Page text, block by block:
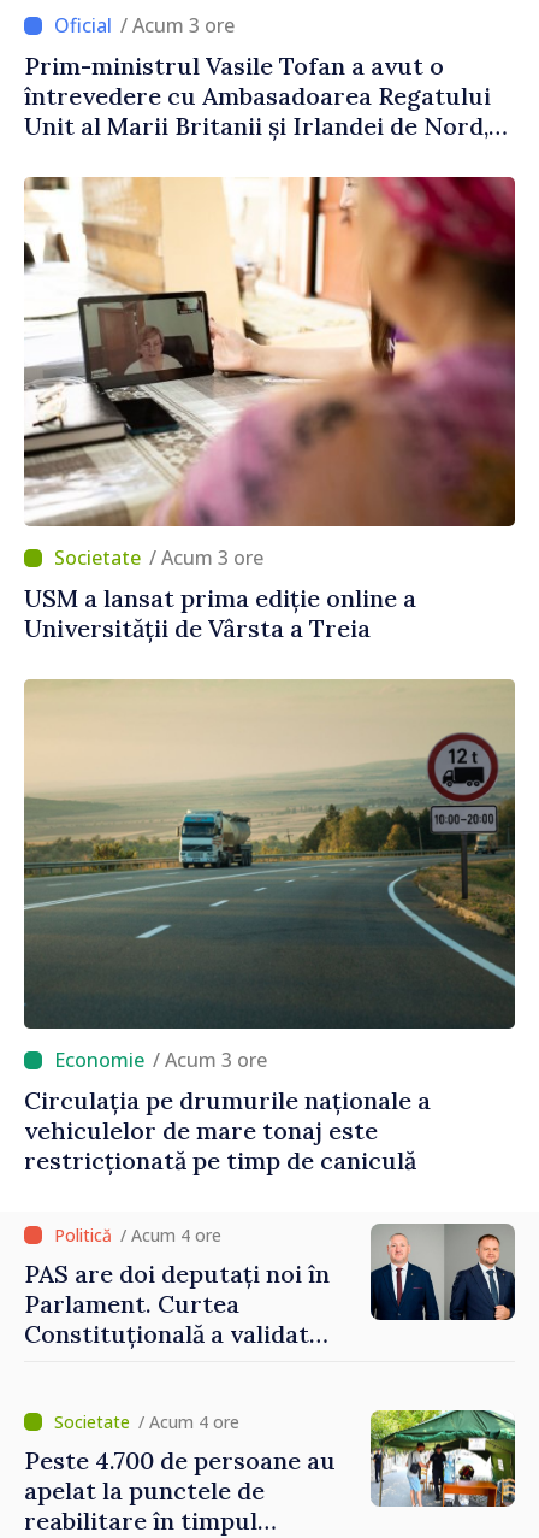
/ Acum 3 ore
Prim-ministrul Vasile Tofan a avut o
întrevedere cu Ambasadoarea Regatului
Unit al Marii Britanii și Irlandei de Nord,
/ Acum 3 ore
USM a lansat prima ediție online a
Universității de Vârsta a Treia
/ Acum 3 ore
Circulația pe drumurile naționale a
vehiculelor de mare tonaj este
restricționată pe timp de caniculă
/ Acum 4 ore
PAS are doi deputați noi în
Parlament. Curtea
Constituțională a validat
/ Acum 4 ore
Peste 4.700 de persoane au
apelat la punctele de
reabilitare în timpul